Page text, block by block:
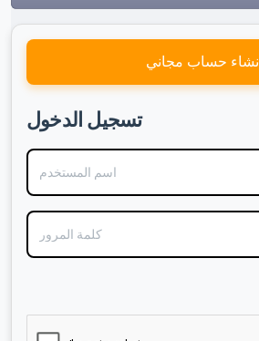
إنشاء حساب مجاني
تسجيل الدخول
اسم المستخدم
كلمة المرور